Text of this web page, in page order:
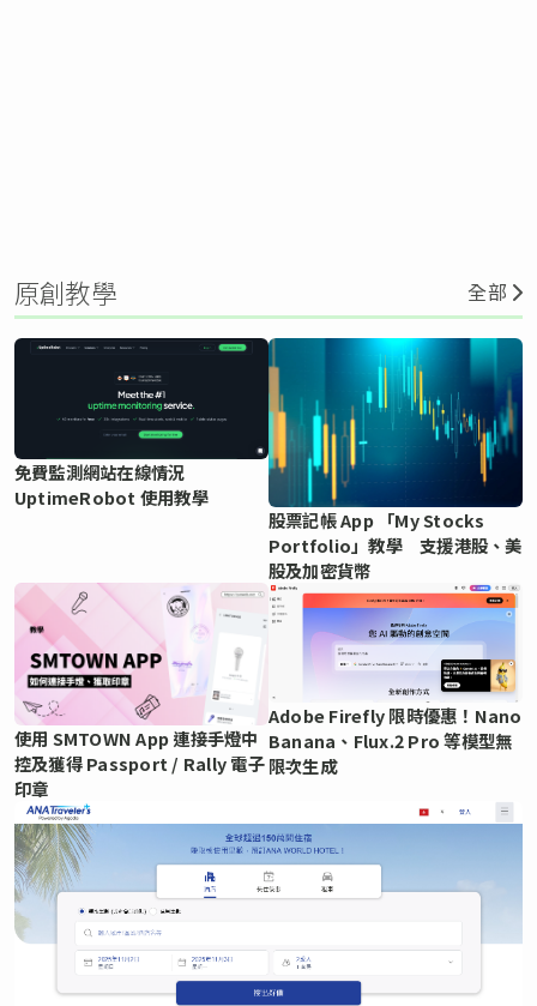
原創教學 全部
免費監測網站在線情況
UptimeRobot 使用教學
股票記帳 App 「My Stocks
Portfolio」教學 支援港股、美
股及加密貨幣
使用 SMTOWN App 連接手燈中
控及獲得 Passport / Rally 電子
印章
Adobe Firefly 限時優惠！Nano
Banana、Flux.2 Pro 等模型無
限次生成